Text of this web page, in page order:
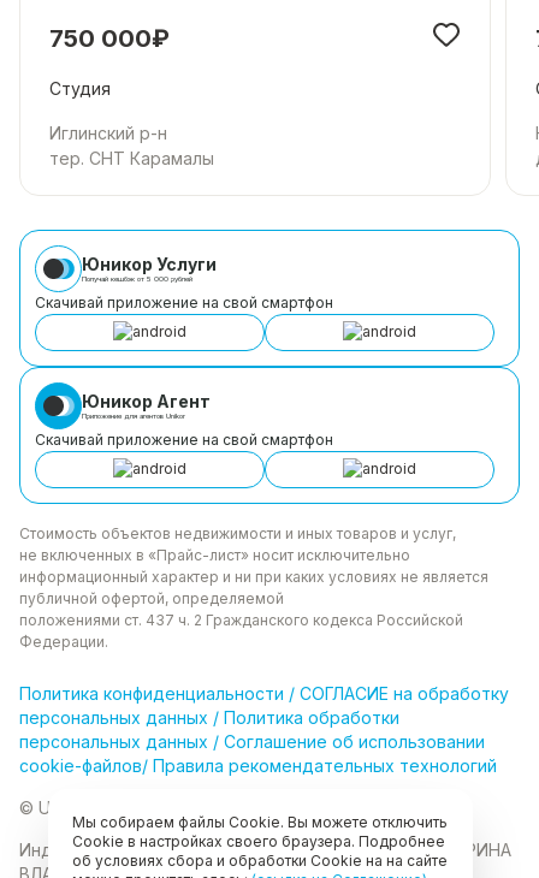
750 000₽
Студия
Иглинский р-н
тер. СНТ Карамалы
Юникор Услуги
Получай кешбэк от 5 000 рублей
Скачивай приложение на свой смартфон
Юникор Агент
Приложение для агентов Unikor
Скачивай приложение на свой смартфон
Стоимость объектов недвижимости и иных товаров и услуг,
не включенных в «Прайс-лист» носит исключительно
информационный характер и ни при каких условиях не является
публичной офертой, определяемой
положениями ст. 437 ч. 2 Гражданского кодекса Российской
Федерации.
Политика конфиденциальности / СОГЛАСИЕ на обработку
персональных данных / Политика обработки
персональных данных / Соглашение об использовании
cookie-файлов/ Правила рекомендательных технологий
© Unikor 2026
Индивидуальный предприниматель КОЛОМАСОВА ИРИНА
ВЛАДИМИРОВНАИНН 022403630403 ОГРНИП
Мы собираем файлы Cookie. Вы можете отключить
Cookie в настройках своего браузера. Подробнее
об условиях сбора и обработки Cookie на на сайте